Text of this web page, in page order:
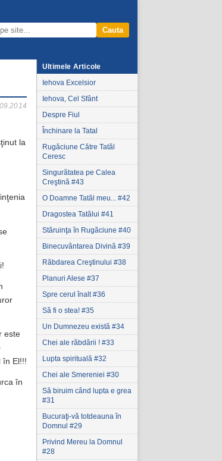
Cauta
la
este
în El!!!
în
Ultimele Articole
Iehova Excelsior
Iehova, Cel Sfânt
Despre Fiul
Închinare la Tatal
Rugăciune Către Tatăl
Ceresc
Singurătatea pe Calea
Creştină #43
O Doamne Tatăl meu... #42
Dragostea Tatălui #41
Stăruinţa în Rugăciune #40
Binecuvântarea Divină #39
Răbdarea Creştinului #38
Planuri Alese #37
Spre cerul înalt #36
Să fi o stea! #35
Un Dumnezeu există #34
Chei ale răbdării ! #33
Lupta spirituală #32
Chei ale Smereniei #30
Să biruim când lupta e grea
#31
Bucuraţi-vă totdeauna în
Domnul #29
Privind Mereu la Domnul
#28